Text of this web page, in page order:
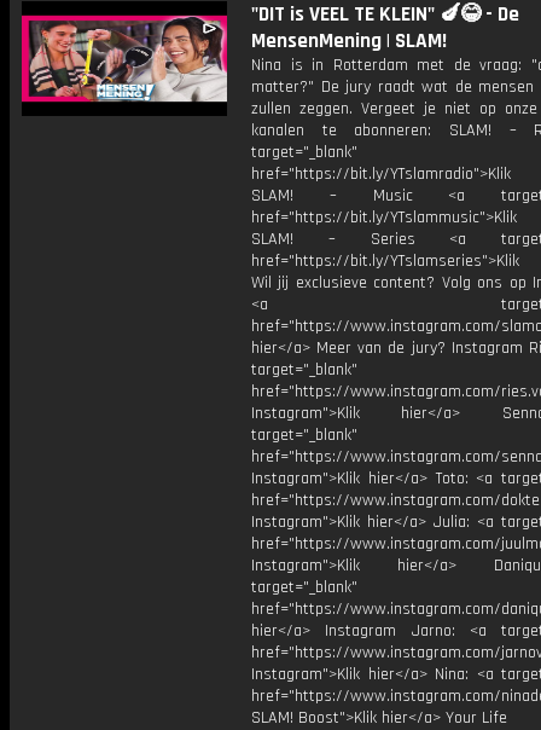
"DIT is VEEL TE KLEIN" 🍆😂 - De
MensenMening | SLAM!
Nina is in Rotterdam met de vraag:
matter?" De jury raadt wat de
zullen zeggen. Vergeet je niet op onze
kanalen te abonneren: SLAM! –
target="_blank"
href="https://bit.ly/
SLAM! – Music <a
href="https://bit.ly/
SLAM! – Series <a
href="https://bit.ly/
Wil jij exclusieve content? Volg ons op
<a
href="https://www.instagram.com/
hier</a> Meer van de jury? Instagram
target="_blank"
href="https://www.instagram.com/
Instagram">Klik hier</a>
target="_blank"
href="https://www.instagram.com/
Instagram">Klik hier</a> Toto: <a
href="https://www.instagram.com/
Instagram">Klik hier</a> Julia: <a
href="https://www.instagram.com/
Instagram">Klik hier</a>
target="_blank"
href="https://www.instagram.com/
hier</a> Instagram Jarno: <a
href="https://www.instagram.com/
Instagram">Klik hier</a> Nina: <a
href="https://www.instagram.com/
SLAM! Boost">Klik hier</a> Your Life